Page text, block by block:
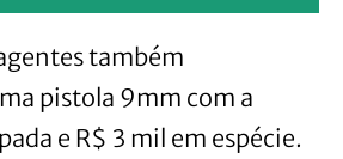
também
pistola 9mm com a
e R$ 3 mil em espécie.